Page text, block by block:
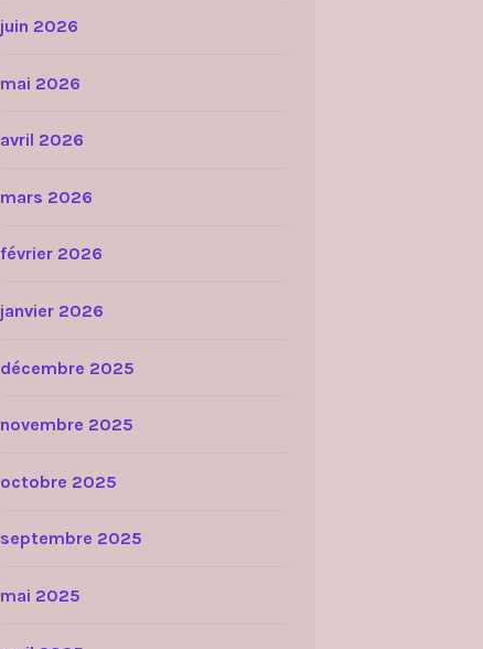
juin 2026
mai 2026
avril 2026
mars 2026
février 2026
janvier 2026
décembre 2025
novembre 2025
octobre 2025
septembre 2025
mai 2025